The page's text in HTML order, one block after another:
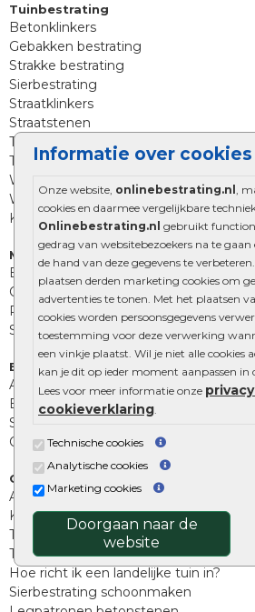
Informatie over cookies
Onze website, onlinebestrating.nl ,
cookies en daarmee vergelijkbare
Onlinebestrating.nl gebruikt
gedrag van websitebezoekers na te gaan
de hand van deze gegevens te
plaatsen derden marketing cookies om
advertenties te tonen. Met het plaatsen
cookies worden persoonsgegevens
toestemming voor deze verwerking
een vinkje plaatst. Wil je niet alle cookies
kan je dit op ieder moment aanpassen in
Lees voor meer informatie onze
cookieverklaring.
Technische cookies
Analytische cookies
Marketing cookies
Doorgaan naar de
website
Tuinbestrating
Betonklinkers
Gebakken bestrating
Strakke bestrating
Sierbestrating
Straatklinkers
Straatstenen
Trommelstenen
Tuinstenen
Waalformaat
Wildverband bestrating
Kingstones
Muurelementen
Betonbielzen
Opsluitbanden
Palissades
Stapelblokken
Extra benodigdheden
Afwatering en diversen
Beplantings en betonelementen
Split, grind en zand
Oprit tegels
Overig
Aanbiedingen
Kunstgras
Tuintegels outlet
Terrastegels leggen
Hoe richt ik een landelijke tuin in?
Sierbestrating schoonmaken